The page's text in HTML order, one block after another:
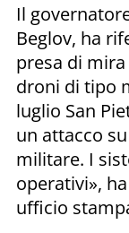
Il
Beglov, ha
presa di
droni di tipo
luglio San
un attacco
militare. I
operativi»,
ufficio